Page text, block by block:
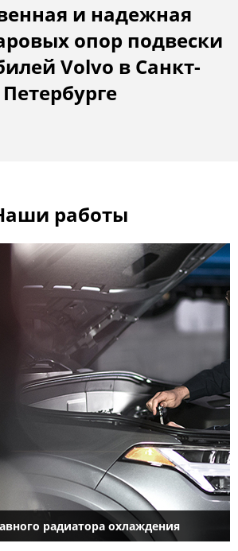
и надежная
опор подвески
Volvo в Санкт-
Петербурге
работы
радиатора охлаждения